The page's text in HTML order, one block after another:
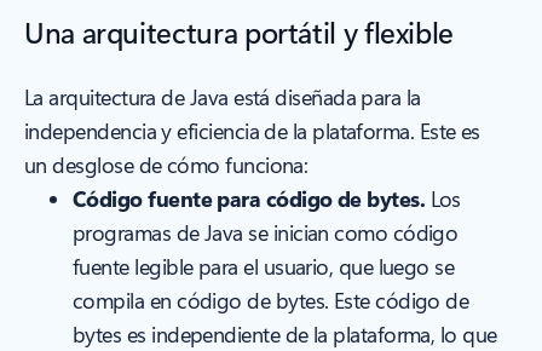
Una arquitectura portátil y flexible
La arquitectura de Java está diseñada para la
independencia y eficiencia de la plataforma. Este es
un desglose de cómo funciona:
Código fuente para código de bytes. Los
programas de Java se inician como código
fuente legible para el usuario, que luego se
compila en código de bytes. Este código de
bytes es independiente de la plataforma, lo que